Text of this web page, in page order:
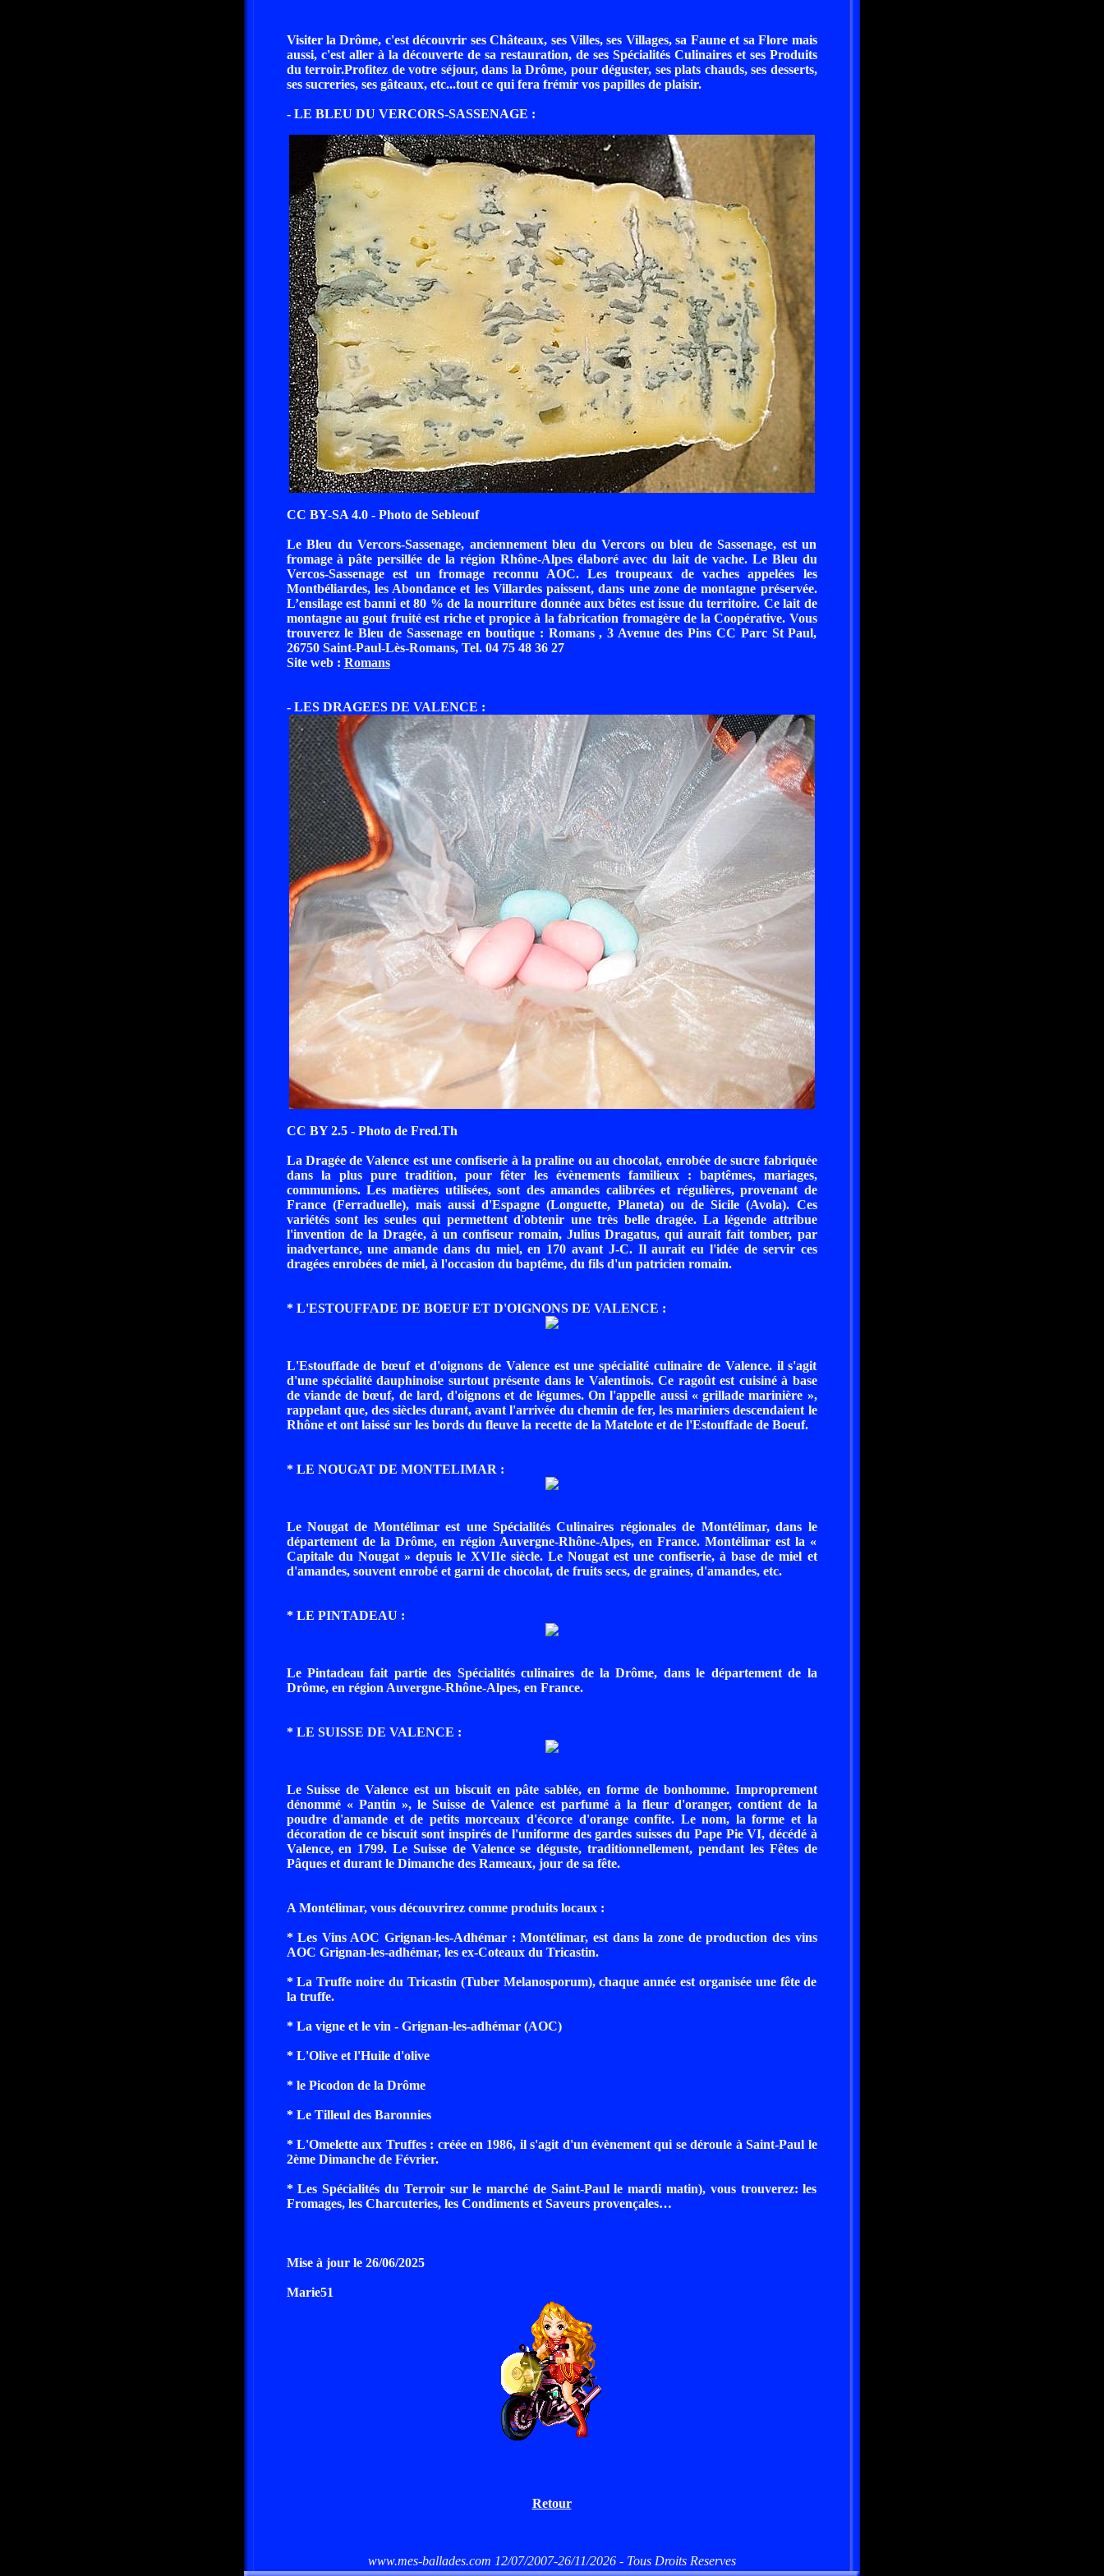
Visiter la Drôme, c'est découvrir ses Châteaux, ses Villes, ses Villages, sa Faune et sa Flore mais
aussi, c'est aller à la découverte de sa restauration, de ses Spécialités Culinaires et ses Produits
du terroir.Profitez de votre séjour, dans la Drôme, pour déguster, ses plats chauds, ses desserts,
ses sucreries, ses gâteaux, etc...tout ce qui fera frémir vos papilles de plaisir.
- LE BLEU DU VERCORS-SASSENAGE :
CC BY-SA 4.0 - Photo de Sebleouf
Le Bleu du Vercors-Sassenage, anciennement bleu du Vercors ou bleu de Sassenage, est un
fromage à pâte persillée de la région Rhône-Alpes élaboré avec du lait de vache. Le Bleu du
Vercos-Sassenage est un fromage reconnu AOC. Les troupeaux de vaches appelées les
Montbéliardes, les Abondance et les Villardes paissent, dans une zone de montagne préservée.
L’ensilage est banni et 80 % de la nourriture donnée aux bêtes est issue du territoire. Ce lait de
montagne au gout fruité est riche et propice à la fabrication fromagère de la Coopérative. Vous
trouverez le Bleu de Sassenage en boutique : Romans , 3 Avenue des Pins CC Parc St Paul,
26750 Saint-Paul-Lès-Romans, Tel. 04 75 48 36 27
Site web : Romans
- LES DRAGEES DE VALENCE :
CC BY 2.5 - Photo de Fred.Th
La Dragée de Valence est une confiserie à la praline ou au chocolat, enrobée de sucre fabriquée
dans la plus pure tradition, pour fêter les évènements familieux : baptêmes, mariages,
communions. Les matières utilisées, sont des amandes calibrées et régulières, provenant de
France (Ferraduelle), mais aussi d'Espagne (Longuette, Planeta) ou de Sicile (Avola). Ces
variétés sont les seules qui permettent d'obtenir une très belle dragée. La légende attribue
l'invention de la Dragée, à un confiseur romain, Julius Dragatus, qui aurait fait tomber, par
inadvertance, une amande dans du miel, en 170 avant J-C. Il aurait eu l'idée de servir ces
dragées enrobées de miel, à l'occasion du baptême, du fils d'un patricien romain.
* L'ESTOUFFADE DE BOEUF ET D'OIGNONS DE VALENCE :
L'Estouffade de bœuf et d'oignons de Valence est une spécialité culinaire de Valence. il s'agit
d'une spécialité dauphinoise surtout présente dans le Valentinois. Ce ragoût est cuisiné à base
de viande de bœuf, de lard, d'oignons et de légumes. On l'appelle aussi « grillade marinière »,
rappelant que, des siècles durant, avant l'arrivée du chemin de fer, les mariniers descendaient le
Rhône et ont laissé sur les bords du fleuve la recette de la Matelote et de l'Estouffade de Boeuf.
* LE NOUGAT DE MONTELIMAR :
Le Nougat de Montélimar est une Spécialités Culinaires régionales de Montélimar, dans le
département de la Drôme, en région Auvergne-Rhône-Alpes, en France. Montélimar est la «
Capitale du Nougat » depuis le XVIIe siècle. Le Nougat est une confiserie, à base de miel et
d'amandes, souvent enrobé et garni de chocolat, de fruits secs, de graines, d'amandes, etc.
* LE PINTADEAU :
Le Pintadeau fait partie des Spécialités culinaires de la Drôme, dans le département de la
Drôme, en région Auvergne-Rhône-Alpes, en France.
* LE SUISSE DE VALENCE :
Le Suisse de Valence est un biscuit en pâte sablée, en forme de bonhomme. Improprement
dénommé « Pantin », le Suisse de Valence est parfumé à la fleur d'oranger, contient de la
poudre d'amande et de petits morceaux d'écorce d'orange confite. Le nom, la forme et la
décoration de ce biscuit sont inspirés de l'uniforme des gardes suisses du Pape Pie VI, décédé à
Valence, en 1799. Le Suisse de Valence se déguste, traditionnellement, pendant les Fêtes de
Pâques et durant le Dimanche des Rameaux, jour de sa fête.
A Montélimar, vous découvrirez comme produits locaux :
* Les Vins AOC Grignan-les-Adhémar : Montélimar, est dans la zone de production des vins
AOC Grignan-les-adhémar, les ex-Coteaux du Tricastin.
* La Truffe noire du Tricastin (Tuber Melanosporum), chaque année est organisée une fête de
la truffe.
* La vigne et le vin - Grignan-les-adhémar (AOC)
* L'Olive et l'Huile d'olive
* le Picodon de la Drôme
* Le Tilleul des Baronnies
* L'Omelette aux Truffes : créée en 1986, il s'agit d'un évènement qui se déroule à Saint-Paul le
2ème Dimanche de Février.
* Les Spécialités du Terroir sur le marché de Saint-Paul le mardi matin), vous trouverez: les
Fromages, les Charcuteries, les Condiments et Saveurs provençales…
Mise à jour le 26/06/2025
Marie51
Retour
www.mes-ballades.com 12/07/2007-26/11/2026 - Tous Droits Reserves